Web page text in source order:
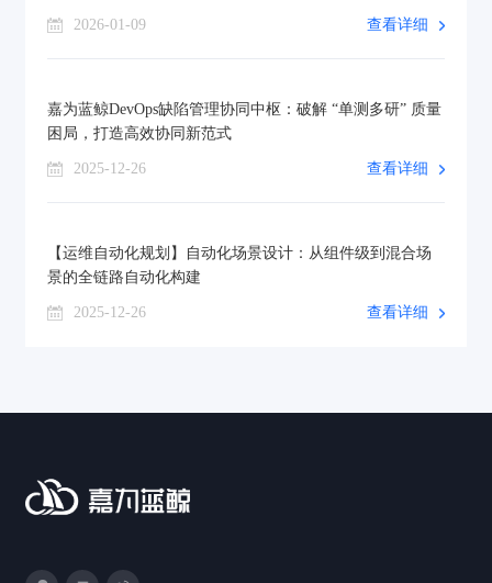
2026-01-09 查看详细
嘉为蓝鲸DevOps缺陷管理协同中枢：破解 “单测多研” 质量
困局，打造高效协同新范式
2025-12-26 查看详细
【运维自动化规划】自动化场景设计：从组件级到混合场
景的全链路自动化构建
2025-12-26 查看详细